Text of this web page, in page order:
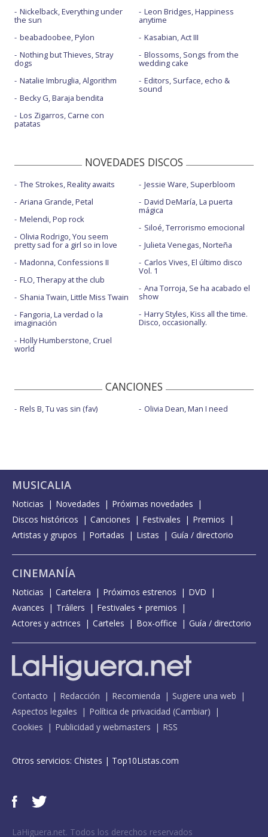
Nickelback, Everything under
the sun
beabadoobee, Pylon
Nothing but Thieves, Stray
dogs
Natalie Imbruglia, Algorithm
Becky G, Baraja bendita
Los Zigarros, Carne con
patatas
Leon Bridges, Happiness
anytime
Kasabian, Act III
Blossoms, Songs from the
wedding cake
Editors, Surface, echo &
sound
NOVEDADES DISCOS
The Strokes, Reality awaits
Ariana Grande, Petal
Melendi, Pop rock
Olivia Rodrigo, You seem
pretty sad for a girl so in love
Madonna, Confessions II
FLO, Therapy at the club
Shania Twain, Little Miss Twain
Fangoria, La verdad o la
imaginación
Holly Humberstone, Cruel
world
Jessie Ware, Superbloom
David DeMaría, La puerta
mágica
Siloé, Terrorismo emocional
Julieta Venegas, Norteña
Carlos Vives, El último disco
Vol. 1
Ana Torroja, Se ha acabado el
show
Harry Styles, Kiss all the time.
Disco, occasionally.
CANCIONES
Rels B, Tu vas sin (fav) Olivia Dean, Man I need
MUSICALIA
Noticias Novedades
Próximas novedades
Discos históricos
Canciones Festivales
Premios
Artistas y grupos
Portadas Listas Guía / directorio
CINEMANÍA
Noticias Cartelera Próximos estrenos
DVD
Avances
Tráilers
Festivales + premios
Actores y actrices
Carteles Box-office Guía / directorio
Contacto Redacción Recomienda
Sugiere una web
Aspectos legales
Política de privacidad (Cambiar)
Cookies
Publicidad y webmasters RSS
Otros servicios: Chistes | Top10Listas.com
LaHiguera.net. Todos los derechos reservados